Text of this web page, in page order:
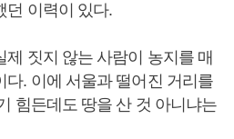
던 이력이 있다.
짓지 않는 사람이 농지를 매
다. 이에 서울과 떨어진 거리를
힘든데도 땅을 산 것 아니냐는